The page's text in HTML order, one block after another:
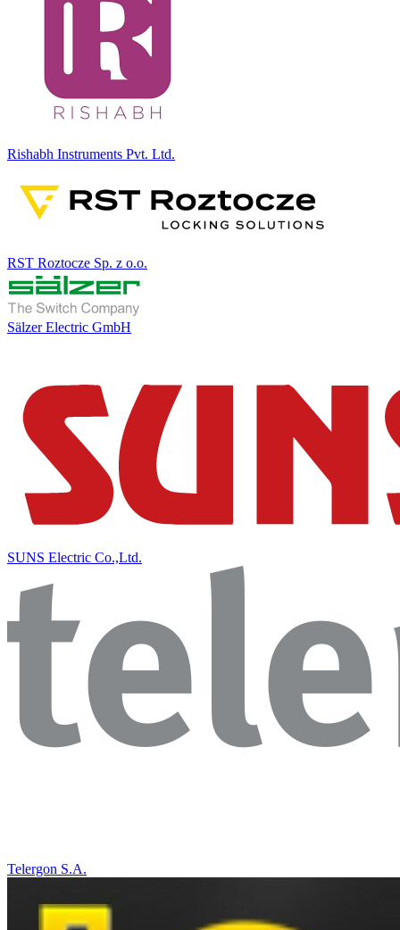
Rishabh Instruments Pvt. Ltd.
RST Roztocze Sp. z o.o.
Sälzer Electric GmbH
SUNS Electric Co.,Ltd.
Telergon S.A.